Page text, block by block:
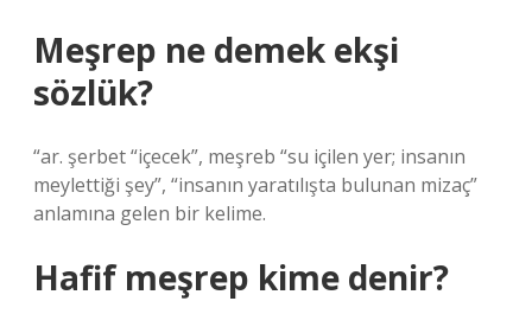
Meşrep ne demek ekşi
sözlük?
“ar. şerbet “içecek”, meşreb “su içilen yer; insanın
meylettiği şey”, “insanın yaratılışta bulunan mizaç”
anlamına gelen bir kelime.
Hafif meşrep kime denir?